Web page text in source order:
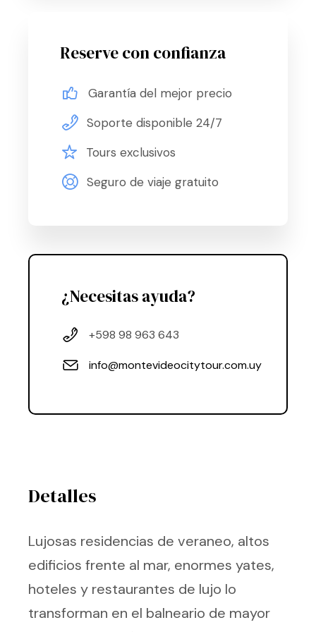
Detalles
Lujosas residencias de veraneo, altos
edificios frente al mar, enormes yates,
hoteles y restaurantes de lujo lo
transforman en el balneario de mayor
Reserve con confianza
Garantía del mejor precio
Soporte disponible 24/7
Tours exclusivos
Seguro de viaje gratuito
¿Necesitas ayuda?
+598 98 963 643
info@montevideocitytour.com.uy